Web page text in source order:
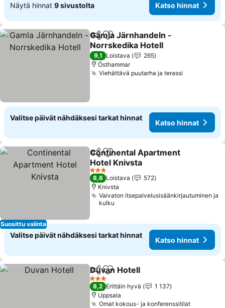
Näytä hinnat 9 sivustolta Katso hinnat
Jaa Lisää suosikkeihin
Gamla Järnhandeln -
Norrskedika Hotell
9,1 Loistava
265
Östhammar
Viehättävä puutarha ja terassi
Valitse päivät nähdäksesi tarkat hinnat
Katso hinnat
Suosittu valinta
Jaa Lisää suosikkeihin
Continental Apartment
Hotel Knivsta
3 Tähtiluokitus
8,6 Loistava
572
Knivsta
Vaivaton itsepalvelusisäänkirjautuminen ja
kulku
Valitse päivät nähdäksesi tarkat hinnat
Katso hinnat
Jaa Lisää suosikkeihin
Duvan Hotell
3 Tähtiluokitus
8,2 Erittäin hyvä
1 137
Uppsala
Omat kokous- ja konferenssitilat